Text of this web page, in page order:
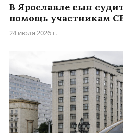
В Ярославле сын
помощь участникам
24 июля 2026 г.